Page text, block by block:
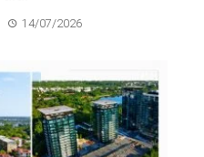
14/07/2026